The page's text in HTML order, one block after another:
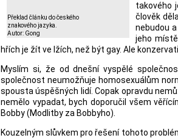
Překlad článku do českého
znakového jazyka.
Autor: Gong
takového
člověk
nebudou
jeho
hřích je žít ve lžích, než být gay. Ale
Myslím si, že od dnešní vyspělé
společnost neumožňuje homosexuálům
spousta úspěšných lidí. Copak opravdu
nemělo vypadat, bych doporučil všem
Bobby (Modlitby za Bobbyho).
Kouzelným slůvkem pro řešení tohoto